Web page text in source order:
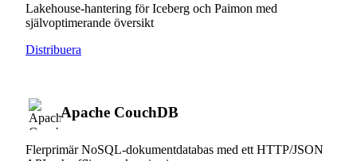
Lakehouse-hantering för Iceberg och Paimon med
självoptimerande översikt
Distribuera
Apache CouchDB
Flerprimär NoSQL-dokumentdatabas med ett HTTP/JSON